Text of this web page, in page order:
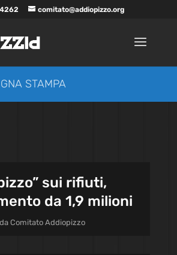
comitato@addiopizzo.org
STAMPA
sui rifiuti,
da 1,9 milioni
daComitato Addiopizzo